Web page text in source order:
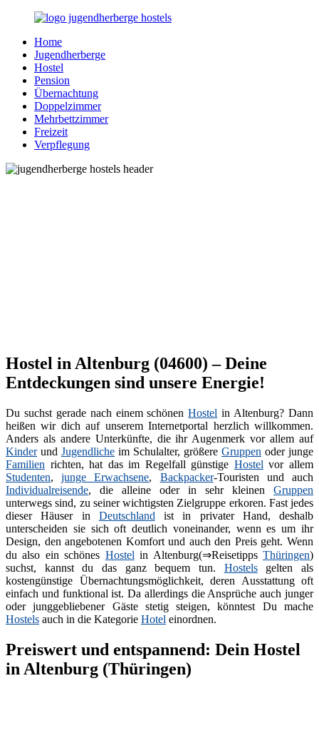
Zurück
Inhalt
Jugendherberge-
Hostels.de
Reisen
junge
jung
gebliebene
Menschen
Home
Jugendherberge
Hostel
Pension
Übernachtung
Doppelzimmer
Mehrbettzimmer
Freizeit
Verpflegung
Hostel in Altenburg (04600) – Deine
Entdeckungen sind unsere Energie!
Du suchst gerade nach einem schönenHostel in Altenburg? Dann
heißen wir dich auf unserem Internetportal herzlich willkommen.
Anders als andere Unterkünfte, die ihr Augenmerk vor allem auf
Kinderund Jugendliche im Schulalter, größere Gruppen oder junge
Familien richten, hat das im Regelfall günstige Hostel vor allem
Studenten,junge Erwachsene, Backpacker-Touristen und auch
Individualreisende, die alleine oder in sehr kleinen Gruppen
unterwegs sind, zu seiner wichtigsten Zielgruppe erkoren. Fast jedes
dieser Häuser in Deutschland ist in privater Hand, deshalb
unterscheiden sie sich oft deutlich voneinander, wenn es um ihr
Design, den angebotenen Komfort und auch den Preis geht. Wenn
du also ein schönes Hostel in Altenburg(⇒ReisetippsThüringen)
suchst, kannst du das ganz bequem tun. Hostelsgelten als
kostengünstige Übernachtungsmöglichkeit, deren Ausstattung oft
einfach und funktional ist. Da allerdings die Ansprüche auch junger
oder junggebliebener Gäste stetig steigen, könntest Du mache
Hostels auch in die Kategorie Hotel einordnen.
Preiswert und entspannend: Dein Hostel
in Altenburg (Thüringen)